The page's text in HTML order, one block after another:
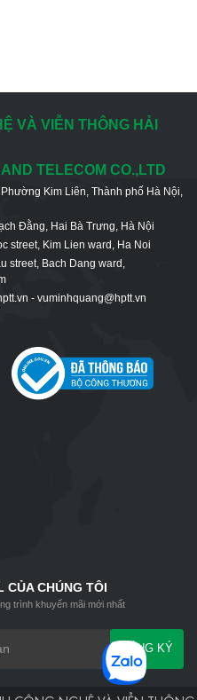
VÀ VIỄN THÔNG HẢI
TELECOM CO.,LTD
Kim Liên, Thành phố Hà Nội,
Đằng, Hai Bà Trưng, Hà Nội
street, Kim Lien ward, Ha Noi
street, Bach Dang ward,
- vuminhquang@hptt.vn
CỦA CHÚNG TÔI
trình khuyến mãi mới nhất
ĐĂNG KÝ